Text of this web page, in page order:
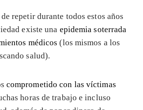
repetir durante todos estos años
existe una epidemia soterrada
médicos (los mismos a los
salud).
comprometido con las víctimas
horas de trabajo e incluso